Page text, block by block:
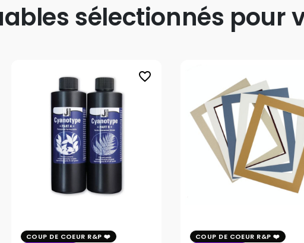
sélectionnés pour
favorite_border
COUP DE COEUR R&P
COUP DE COEUR R&P